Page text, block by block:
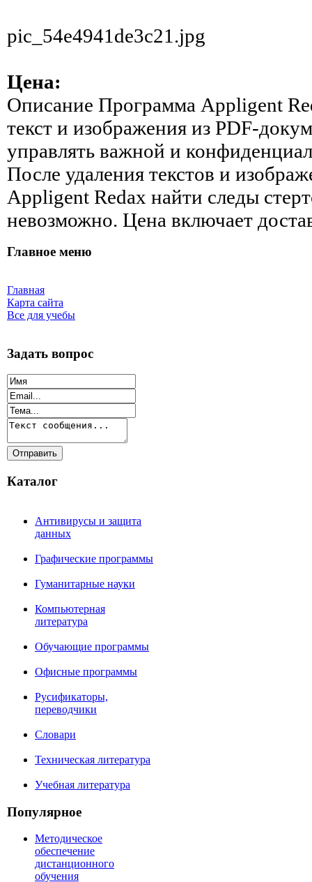
pic_54e4941de3c21.jpg
Цена:
Описание Программа Appligent
текст и изображения из PDF-
управлять важной и
После удаления текстов и
Appligent Redax найти следы
невозможно. Цена включает
Главное меню
Главная
Карта сайта
Все для учебы
Задать вопрос
Каталог
Антивирусы и защита
данных
Графические программы
Гуманитарные науки
Компьютерная
литература
Обучающие программы
Офисные программы
Русификаторы,
переводчики
Словари
Техническая литература
Учебная литература
Популярное
Методическое
обеспечение
дистанционного
обучения